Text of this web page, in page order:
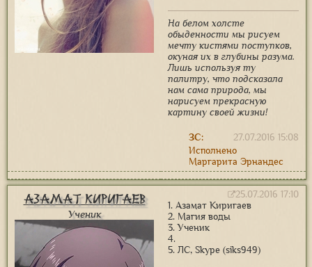
На белом холсте
обыденности мы рисуем
мечту кистями поступков,
окуная их в глубины разума.
Лишь используя ту
палитру, что подсказала
нам сама природа, мы
нарисуем прекрасную
картину своей жизни!
27.07.2016 15:08
ЗС:
Исполнено
Маргарита Эрнандес
Азамат Киригаев
Ученик
25.07.2016 17:10
1. Азамат Киригаев
2. Магия воды
3. Ученик
4.
5. ЛС, Skype (siks949)